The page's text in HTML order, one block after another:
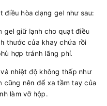
điều hòa dạng gel như sau:
gel giữ lạnh cho quạt điều
thước của khay chứa rồi
hợp tránh lãng phí.
nhiệt độ không thấp như
cũng nên để xa tầm tay của
làm vỡ hộp.